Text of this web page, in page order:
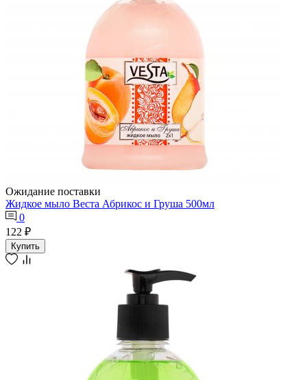
Ожидание поставки
Жидкое мыло Веста Абрикос и Груша 500мл
0
122 ₽
Купить